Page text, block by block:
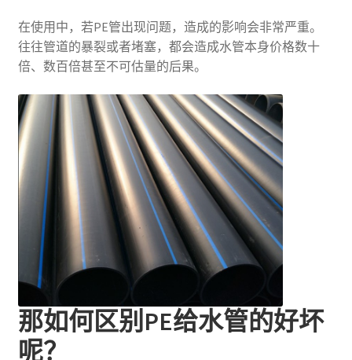
在使用中，若PE管出现问题，造成的影响会非常严重。
往往管道的暴裂或者堵塞，都会造成水管本身价格数十
倍、数百倍甚至不可估量的后果。
那如何区别PE给水管的好坏
呢？